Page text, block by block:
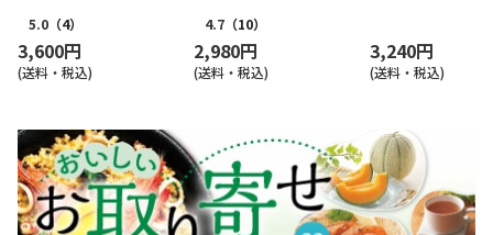
5.0 （4）
3,600円
(送料・税込)
4.7 （10）
2,980円
(送料・税込)
3,240円
(送料・税込)